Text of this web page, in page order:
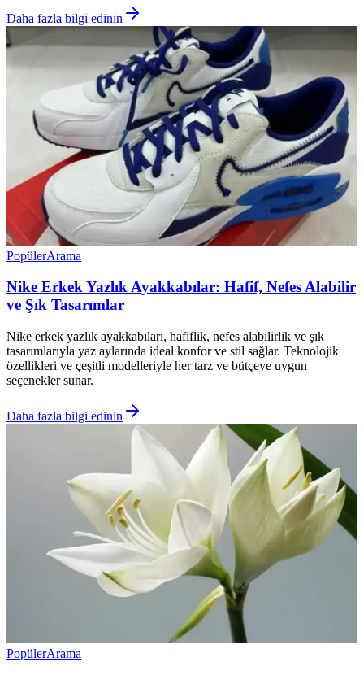
Daha fazla bilgi edinin
PopülerArama
Nike Erkek Yazlık Ayakkabılar: Hafif, Nefes Alabilir
ve Şık Tasarımlar
Nike erkek yazlık ayakkabıları, hafiflik, nefes alabilirlik ve şık
tasarımlarıyla yaz aylarında ideal konfor ve stil sağlar. Teknolojik
özellikleri ve çeşitli modelleriyle her tarz ve bütçeye uygun
seçenekler sunar.
Daha fazla bilgi edinin
PopülerArama